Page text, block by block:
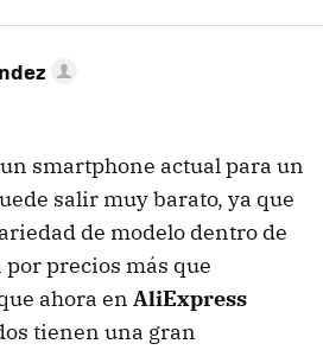
smartphone actual para un
salir muy barato, ya que
de modelo dentro de
precios más que
ahora en AliExpress
tienen una gran